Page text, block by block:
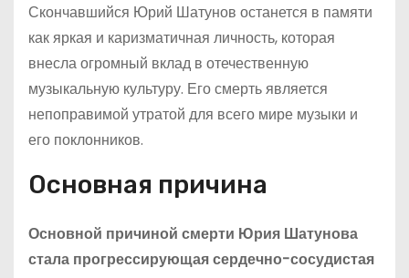
Скончавшийся Юрий Шатунов останется в памяти
как яркая и каризматичная личность, которая
внесла огромный вклад в отечественную
музыкальную культуру. Его смерть является
непоправимой утратой для всего мире музыки и
его поклонников.
Основная причина
Основной причиной смерти Юрия Шатунова
стала прогрессирующая сердечно-сосудистая